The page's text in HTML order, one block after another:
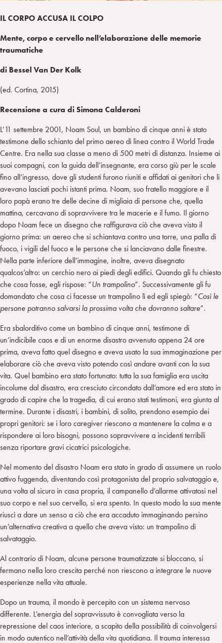
IL CORPO ACCUSA IL COLPO
Mente, corpo e cervello nell’elaborazione delle memorie
traumatiche
di Bessel Van Der Kolk
(ed. Cortina, 2015)
Recensione a cura di Simona Calderoni
L’11 settembre 2001, Noam Soul, un bambino di cinque anni è stato
testimone dello schianto del primo aereo di linea contro il World Trade
Centre. Era nella sua classe a meno di 500 metri di distanza. Insieme ai
suoi compagni, con la guida dell’insegnante, era corso giù per le scale
fino all’ingresso, dove gli studenti furono riuniti e affidati ai genitori che li
avevano lasciati pochi istanti prima. Noam, suo fratello maggiore e il
loro papà erano tre delle decine di migliaia di persone che, quella
mattina, cercavano di sopravvivere tra le macerie e il fumo. Il giorno
dopo Noam fece un disegno che raffigurava ciò che aveva visto il
giorno prima: un aereo che si schiantava contro una torre, una palla di
fuoco, i vigili del fuoco e le persone che si lanciavano dalle finestre.
Nella parte inferiore dell’immagine, inoltre, aveva disegnato
qualcos’altro: un cerchio nero ai piedi degli edifici. Quando gli fu chiesto
che cosa fosse, egli rispose: “Un trampolino”. Successivamente gli fu
domandato che cosa ci facesse un trampolino lì ed egli spiegò: “Così le
persone potranno salvarsi la prossima volta che dovranno saltare”.
Era sbalorditivo come un bambino di cinque anni, testimone di
un’indicibile caos e di un enorme disastro avvenuto appena 24 ore
prima, aveva fatto quel disegno e aveva usato la sua immaginazione per
elaborare ciò che aveva visto potendo così andare avanti con la sua
vita. Quel bambino era stato fortunato: tutta la sua famiglia era uscita
incolume dal disastro, era cresciuto circondato dall’amore ed era stato in
grado di capire che la tragedia, di cui erano stati testimoni, era giunta al
termine. Durante i disastri, i bambini, di solito, prendono esempio dei
propri genitori: se i loro caregiver riescono a mantenere la calma e a
rispondere ai loro bisogni, possono sopravvivere a incidenti terribili
senza riportare gravi cicatrici psicologiche.
Nel momento del disastro Noam era stato in grado di assumere un ruolo
attivo fuggendo, diventando così protagonista del proprio salvataggio e,
una volta al sicuro in casa propria, il campanello d’allarme attivatosi nel
suo corpo e nel suo cervello, si era spento. In questo modo la sua mente
riuscì a dare un senso a ciò che era accaduto immaginando persino
un’alternativa creativa a quello che aveva visto: un trampolino di
salvataggio.
Al contrario di Noam, alcune persone traumatizzate si bloccano, si
fermano nella loro crescita perché non riescono a integrare le nuove
esperienze nella vita attuale.
Dopo un trauma, il mondo è percepito con un sistema nervoso
differente. L’energia del sopravvissuto è convogliata verso la
repressione del caos interiore, a scapito della possibilità di coinvolgersi
in modo autentico nell’attività della vita quotidiana. Il trauma interessa